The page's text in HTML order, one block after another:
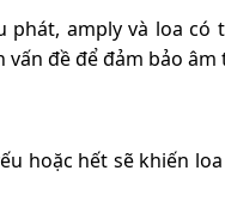
amply và loa
đề để đảm bảo
hoặc hết sẽ khiến